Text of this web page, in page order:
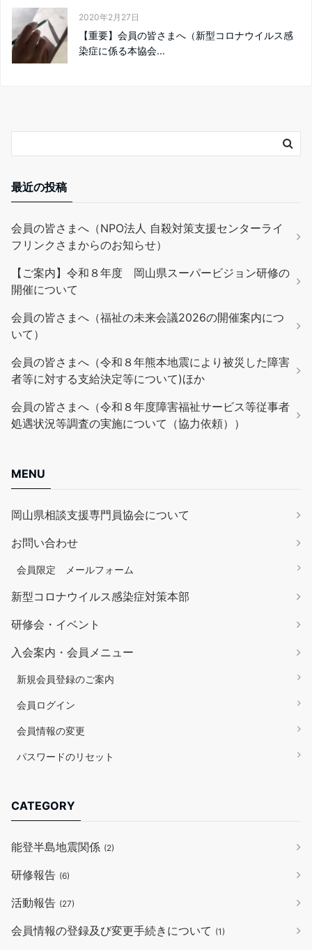
2020年2月27日
【重要】会員の皆さまへ（新型コロナウイルス感
染症に係る本協会...
最近の投稿
会員の皆さまへ（NPO法人 自殺対策支援センターライ
フリンクさまからのお知らせ）
【ご案内】令和８年度 岡山県スーパービジョン研修の
開催について
会員の皆さまへ（福祉の未来会議2026の開催案内につ
いて）
会員の皆さまへ（令和８年熊本地震により被災した障害
者等に対する支給決定等について)ほか
会員の皆さまへ（令和８年度障害福祉サービス等従事者
処遇状況等調査の実施について（協力依頼））
MENU
岡山県相談支援専門員協会について
お問い合わせ
会員限定 メールフォーム
新型コロナウイルス感染症対策本部
研修会・イベント
入会案内・会員メニュー
新規会員登録のご案内
会員ログイン
会員情報の変更
パスワードのリセット
CATEGORY
能登半島地震関係 (2)
研修報告 (6)
活動報告 (27)
会員情報の登録及び変更手続きについて (1)